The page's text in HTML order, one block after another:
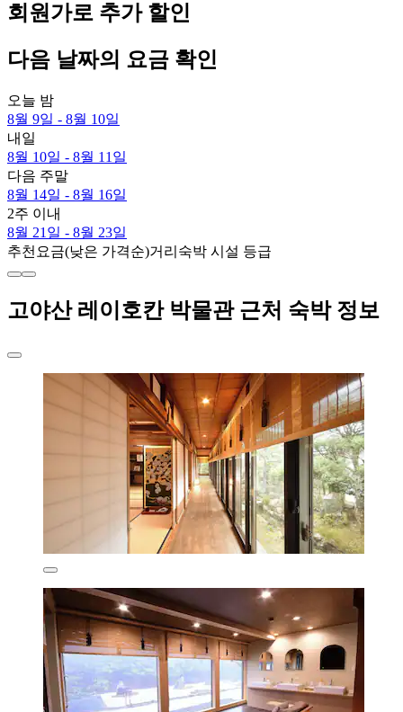
회원가로 추가 할인
다음 날짜의 요금 확인
오늘 밤
8월 9일 - 8월 10일
내일
8월 10일 - 8월 11일
다음 주말
8월 14일 - 8월 16일
2주 이내
8월 21일 - 8월 23일
추천 요금(낮은 가격순)거리 숙박 시설 등급
고야산 레이호칸 박물관 근처 숙박 정보